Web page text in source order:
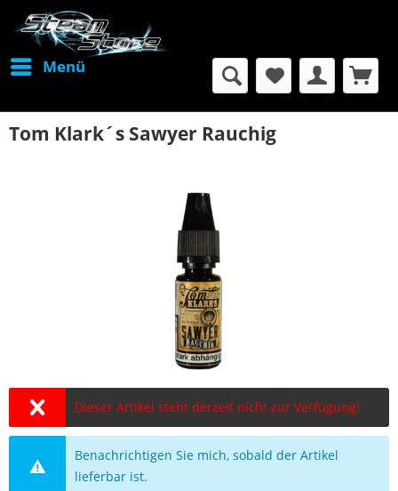
Menü
Tom Klark´s Sawyer Rauchig
Dieser Artikel steht derzeit nicht zur Verfügung!
Benachrichtigen Sie mich, sobald der Artikel
lieferbar ist.